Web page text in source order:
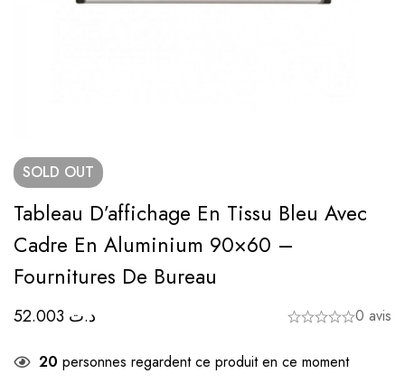
SOLD OUT
Tableau D’affichage En Tissu Bleu Avec
Cadre En Aluminium 90×60 –
Fournitures De Bureau
د.ت 0 avis
20 personnes regardent ce produit en ce moment